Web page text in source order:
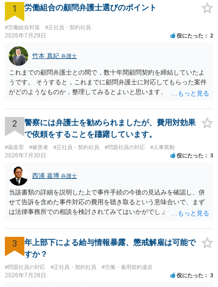
1 労働組合の顧問弁護士選びのポイント
#労働組合対策 #正社員・契約社員
2026年7月29日 役にたった 2
竹本 真紀 弁護士
これまでの顧問弁護士との間で，数十年間顧問契約を締結していたよ
うです。 そうすると，これまでに顧問弁護士に対応してもらった案件
がどのようなものか，整理してみるとよいと思います。 これにより，
事務所を比較した上で，弁護士と面談をする際，そのような案件に対
応してもらえるのかが重要だと思います。 ただ，組合員の相談内容に
ついて，分野を絞っているのか，それともどのような分野でもよいと
いうことで法律相談を依頼しているかの観点も重要です。 組合員とす
れば，相談だけではなく，できれば受任まで考えている場合も多いと
思います。 そうすると，労働組合としての相談だけではなく，基本的
に全ての分野を対象にして考える必要もあるかもしれません。 そうで
ないと，相談内容によって，対応が変わってしまうこともあると思い
ます。 組合員の相談についても，基本的に受任まで考えてもらえるこ
とができるのかも検討要素の一つかもしれません。
2
警察には弁護士を勧められましたが、費用対効果
で依頼をすることを躊躇しています。
#偽造罪 #被害者 #正社員・契約社員 #問題社員の対応 #人事異動
2026年7月30日 役にたった 3
西浦 嘉博 弁護士
当該書類の詳細を説明した上で事件手続の今後の見込みを確認し、併
せて告訴を含めた事件対応の費用を聴き取るという意味合いで、まず
は法律事務所での相談を検討されてみてはいかがでしょうか。 上記、
3
年上部下による給与情報暴露、懲戒解雇は可能で
すか？
#問題社員の対応 #正社員・契約社員 #労働・雇用契約違反
2026年7月28日 役にたった 3